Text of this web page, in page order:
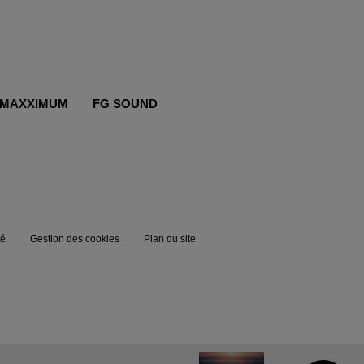
FG SOUND
Gestion des cookies Plan du site